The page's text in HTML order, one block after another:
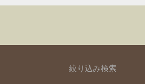
絞り込み検索